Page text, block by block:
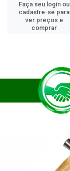
Faça seu login ou
cadastre-se para
ver preços e
comprar